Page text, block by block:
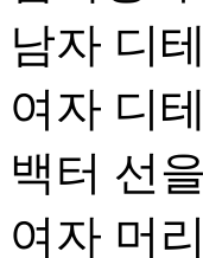
남자 디
여자 디
백터 선
여자 머